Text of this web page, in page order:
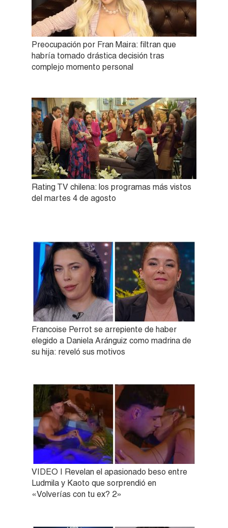
Preocupación por Fran Maira: filtran que
habría tomado drástica decisión tras
complejo momento personal
Rating TV chilena: los programas más vistos
del martes 4 de agosto
Francoise Perrot se arrepiente de haber
elegido a Daniela Aránguiz como madrina de
su hija: reveló sus motivos
VIDEO | Revelan el apasionado beso entre
Ludmila y Kaoto que sorprendió en
«Volverías con tu ex? 2»